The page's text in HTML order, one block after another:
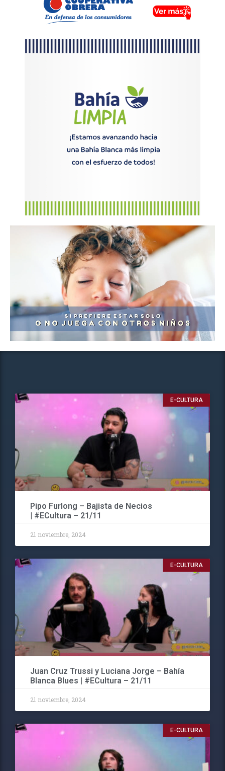
E-CULTURA
Pipo Furlong – Bajista de Necios
| #ECultura – 21/11
21 noviembre, 2024
E-CULTURA
Juan Cruz Trussi y Luciana Jorge – Bahía
Blanca Blues | #ECultura – 21/11
21 noviembre, 2024
E-CULTURA